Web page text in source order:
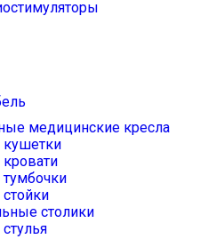
медицинские кресла
столики